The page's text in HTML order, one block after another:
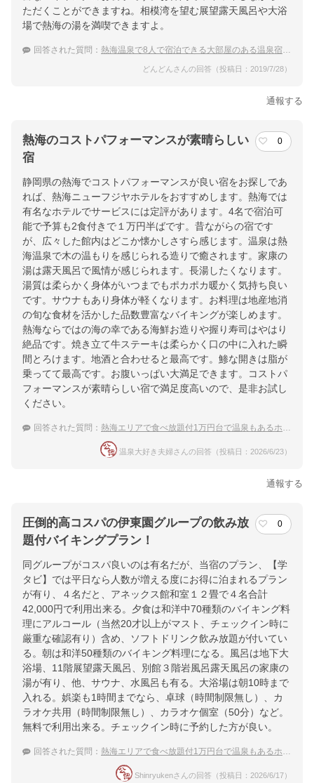
ただくことができますね。相模湾を望む展望露天風呂や大浴
場で熱海の湯を満喫できますよ。
回答された質問： 熱海温泉で8人で宿泊できる大部屋のある温泉宿は？
どんどんさんの回答（投稿日：2019/7/28）
通報する
熱海のコストパフォーマンスが素晴らしい
宿
0
静岡県の熱海でコストパフォーマンスが良い宿をお探しであ
れば、熱海ニューフジヤホテルをおすすめします。熱海では
有名なホテルでサービスには定評があります。4名で宿泊可
能で予算も2食付きで１万円半ばです。昔ながらの宿です
が、広々した館内はどこか懐かしさすら感じます。温泉は熱
海温泉で木の温もりを感じられる造りで癒されます。家康の
湯は露天風呂で風情が感じられます。長湯したくなります。
湯質は柔らかく身体がいつまでもポカポカ暖かく気持ち良い
です。サウナもあり身体が軽くなります。お料理は地産地消
の旬な食材を活かした品数豊富なバイキングが楽しめます。
熱海ならではの海の幸である海鮮お造りや握り寿司はやはり
絶品です。焼き立て牛ステーキは柔らかく口の中に入れた瞬
間とろけます。地酒と合わせると最高です。鯵な開きは脂が
乗ってて最高です。お腹いっぱい大満足できます。コストパ
フォーマンスが素晴らしい宿で満足度高いので、是非お試し
ください。
回答された質問： 熱海エリアで食べ放題付1万円台で温泉もあるホテルならどこがいいですか
温泉大好き夫婦さんの回答（投稿日：2026/6/23）
通報する
圧倒的高コスパの伊東園グループの飲み放
題付バイキングプラン！
0
同グループがコスパ良いのは有名だが、当宿のプラン、【学
タビ】では平日なら人数が増える度にお得に泊まれるプラン
が有り、４名だと、アネックス館和室１２畳で４名合計
42,000円で利用出来る。夕食は和洋中70種類のバイキング料
理にアルコール（当然20才以上がマスト、チェックイン時に
厳重な確認有り）含め、ソフトドリンク飲み放題が付いてい
る。朝は和洋50種類のバイキング料理になる。風呂は地下大
浴場、11階展望露天風呂、別館３階岩風呂露天風呂の家康の
湯が有り、他、サウナ、水風呂も有る。大浴場は朝10時まで
入れる。娯楽も1時間までなら、卓球（時間制限無し）、カ
ラオケ共用（時間制限無し）、カラオケ個室（50分）など。
無料で利用出来る。チェックイン時に予約した方が良い。
回答された質問： 熱海エリアで食べ放題付1万円台で温泉もあるホテルならどこがいいですか
Shinryukenさんの回答（投稿日：2026/6/17）